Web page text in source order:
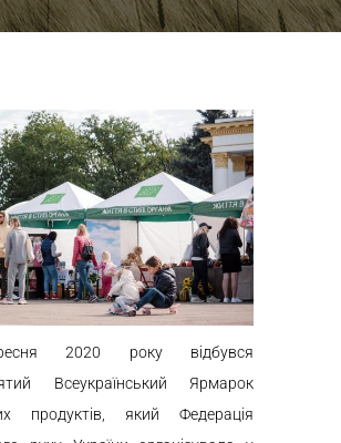
2020 року відбувся
Всеукраїнський Ярмарок
продуктів, який Федерація